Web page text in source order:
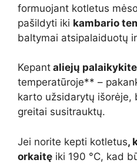
formuojant kotletus
pašildyti iki kambario
baltymai atsipalaiduotų
Kepant aliejų palaikykite
temperatūroje** –
karto užsidarytų išorėje,
greitai susitrauktų.
Jei norite kepti kotletus,
orkaitę iki 190 °C, kad